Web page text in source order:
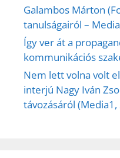
Galambos Márton
tanulságairól –
Így ver át a
kommunikációs
Nem lett volna volt
interjú Nagy Iván
távozásáról